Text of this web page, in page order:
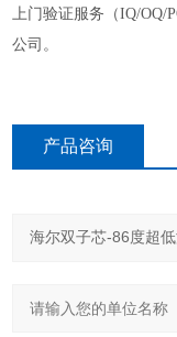
上门验证服务（IQ/
公司。
产品咨询